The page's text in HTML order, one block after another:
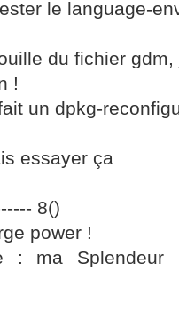
le language-
du fichier
!
un dpkg-
essayer ça
8()
power !
: ma Splendeur